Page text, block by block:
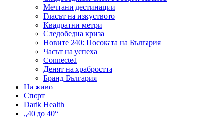
Мечтани дестинации
Гласът на изкуството
Квадратни метри
Следобедна криза
Новите 240: Посоката на България
Часът на успеха
Connected
Денят на храбростта
Бранд България
На живо
Спорт
Darik Health
„40 до 40“